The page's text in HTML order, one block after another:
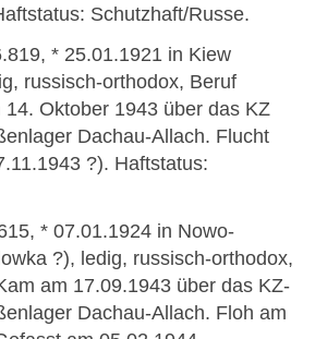
Schutzhaft/Russe.
* 25.01.1921 in Kiew
russisch-orthodox, Beruf
14. Oktober 1943 über das KZ
Dachau-Allach. Flucht
?). Haftstatus:
* 07.01.1924 in Nowo-
?), ledig, russisch-orthodox,
am 17.09.1943 über das KZ-
Dachau-Allach. Floh am